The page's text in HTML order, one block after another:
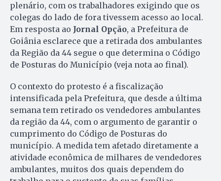
plenário, com os trabalhadores exigindo que os
colegas do lado de fora tivessem acesso ao local.
Em resposta ao Jornal Opção, a Prefeitura de
Goiânia esclarece que a retirada dos ambulantes
da Região da 44 segue o que determina o Código
de Posturas do Município (veja nota ao final).
O contexto do protesto é a fiscalização
intensificada pela Prefeitura, que desde a última
semana tem retirado os vendedores ambulantes
da região da 44, com o argumento de garantir o
cumprimento do Código de Posturas do
município. A medida tem afetado diretamente a
atividade econômica de milhares de vendedores
ambulantes, muitos dos quais dependem do